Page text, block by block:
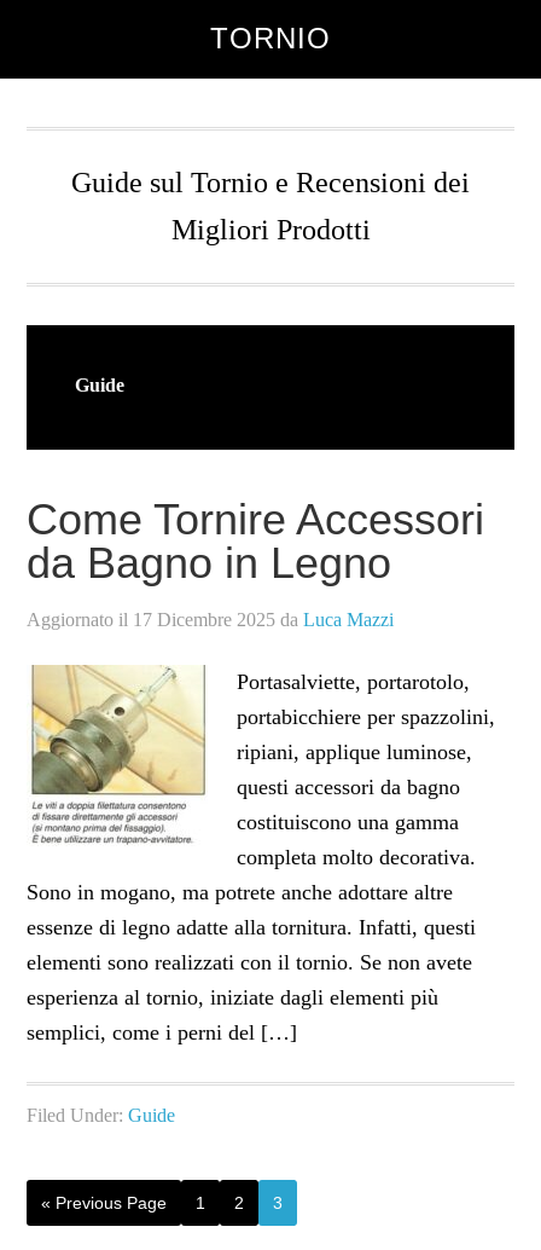
TORNIO
Guide sul Tornio e Recensioni dei
Migliori Prodotti
Guide
Come Tornire Accessori
da Bagno in Legno
Aggiornato il 17 Dicembre 2025 daLuca Mazzi
Portasalviette, portarotolo,
portabicchiere per spazzolini,
ripiani, applique luminose,
questi accessori da bagno
costituiscono una gamma
completa molto decorativa.
Sono in mogano, ma potrete anche adottare altre
essenze di legno adatte alla tornitura. Infatti, questi
elementi sono realizzati con il tornio. Se non avete
esperienza al tornio, iniziate dagli elementi più
semplici, come i perni del […]
Filed Under:Guide
« Go
to
Previous Page Page
1 Page
2 Page
3